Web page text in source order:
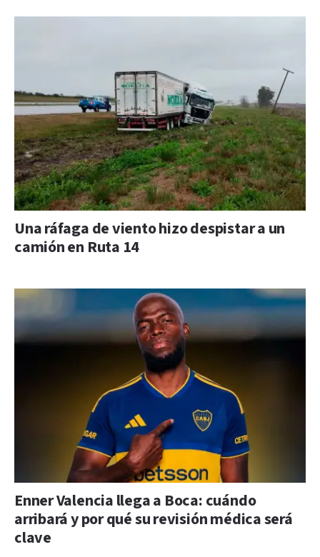
Una ráfaga de viento hizo despistar a un
camión en Ruta 14
Enner Valencia llega a Boca: cuándo
arribará y por qué su revisión médica será
clave